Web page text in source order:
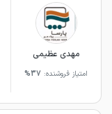
مهدی عظیمی
امتیاز فروشنده: 37%